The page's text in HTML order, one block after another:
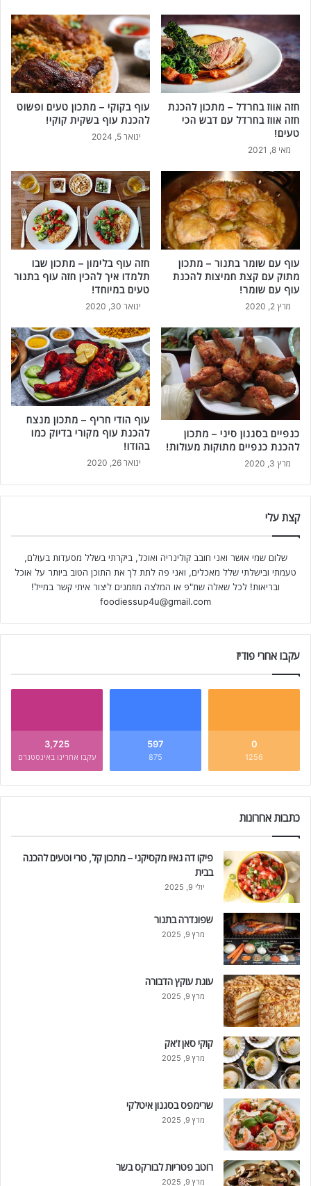
חזה אווז בחרדל – מתכון להכנת
חזה אווז בחרדל עם דבש הכי
טעים!
מאי 8, 2021
עוף בקוקי – מתכון טעים ופשוט
להכנת עוף בשקית קוקי!
ינואר 5, 2024
עוף עם שומר בתנור – מתכון
מתוק עם קצת חמיצות להכנת
עוף עם שומר!
מרץ 2, 2020
חזה עוף בלימון – מתכון שבו
תלמדו איך להכין חזה עוף בתנור
טעים במיוחד!
ינואר 30, 2020
כנפיים בסגנון סיני – מתכון
להכנת כנפיים מתוקות מעולות!
מרץ 3, 2020
עוף הודי חריף – מתכון מנצח
להכנת עוף מקורי בדיוק כמו
בהודו!
ינואר 26, 2020
קצת עלי
שלום שמי אושר ואני חובב קולינריה ואוכל, ביקרתי בשלל מסעדות בעולם,
טעמתי ובישלתי שלל מאכלים, ואני פה לתת לך את התוכן הטוב ביותר על אוכל
ובריאות! לכל שאלה שת"פ או המלצה מוזמנים ליצור איתי קשר במייל!
foodiessup4u@gmail.com
עקבו אחרי פודיז
0
1256
597
875
3,725
עקבו אחרינו באינסטגרם
כתבות אחרונות
פיקו דה גאיו מקסיקני – מתכון קל, טרי וטעים להכנה
בבית
יולי 9, 2025
שפונדרה בתנור
מרץ 9, 2025
עוגת עוקץ הדבורה
מרץ 9, 2025
קוקי סאן ז'אק
מרץ 9, 2025
שרימפס בסגנון איטלקי
מרץ 9, 2025
רוטב פטריות לבורקס בשר
מרץ 9, 2025